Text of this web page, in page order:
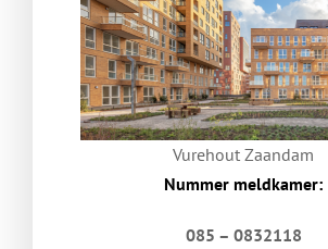
Vurehout Zaandam
Nummer meldkamer:
085 – 0832118